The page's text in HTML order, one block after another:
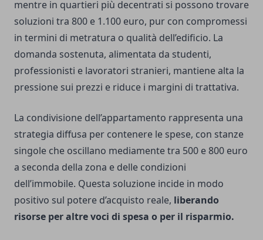
mentre in quartieri più decentrati si possono trovare
soluzioni tra 800 e 1.100 euro, pur con compromessi
in termini di metratura o qualità dell’edificio. La
domanda sostenuta, alimentata da studenti,
professionisti e lavoratori stranieri, mantiene alta la
pressione sui prezzi e riduce i margini di trattativa.
La condivisione dell’appartamento rappresenta una
strategia diffusa per contenere le spese, con stanze
singole che oscillano mediamente tra 500 e 800 euro
a seconda della zona e delle condizioni
dell’immobile. Questa soluzione incide in modo
positivo sul potere d’acquisto reale, liberando
risorse per altre voci di spesa o per il risparmio.